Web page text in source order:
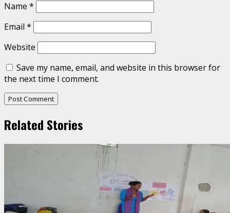
Name *
Email *
Website
Save my name, email, and website in this browser for
the next time I comment.
Related Stories